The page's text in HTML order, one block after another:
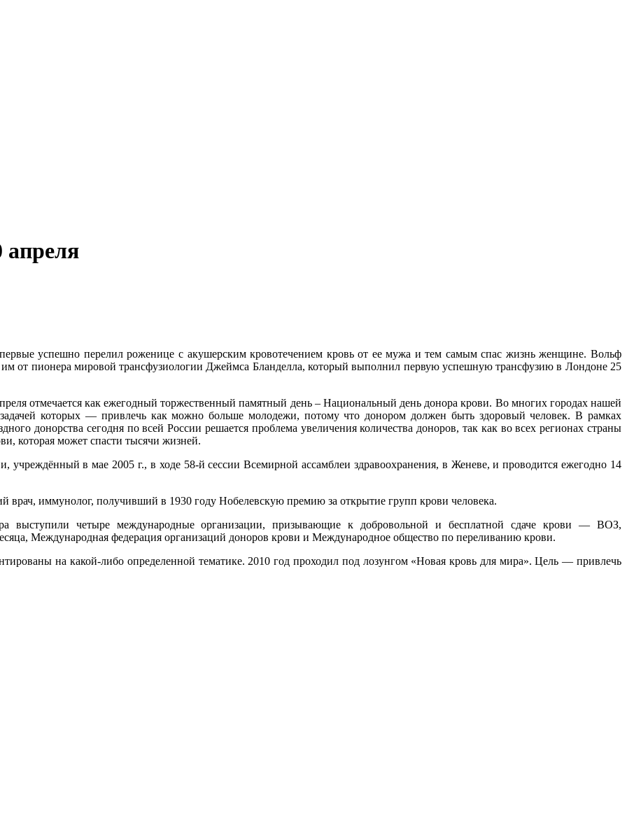
апреля
успешно перелил роженице с акушерским кровотечением кровь от ее мужа и тем самым спас жизнь женщине. Вольф
им от пионера мировой трансфузиологии Джеймса Бланделла, который выполнил первую успешную трансфузию в Лондоне 25
отмечается как ежегодный торжественный памятный день – Национальный день донора крови. Во многих городах нашей
которых — привлечь как можно больше молодежи, потому что донором должен быть здоровый человек. В рамках
донорства сегодня по всей России решается проблема увеличения количества доноров, так как во всех регионах страны
которая может спасти тысячи жизней.
учреждённый в мае 2005 г., в ходе 58-й сессии Всемирной ассамблеи здравоохранения, в Женеве, и проводится ежегодно 14
врач, иммунолог, получивший в 1930 году Нобелевскую премию за открытие групп крови человека.
выступили четыре международные организации, призывающие к добровольной и бесплатной сдаче крови — ВОЗ,
Международная федерация организаций доноров крови и Международное общество по переливанию крови.
на какой-либо определенной тематике. 2010 год проходил под лозунгом «Новая кровь для мира». Цель — привлечь